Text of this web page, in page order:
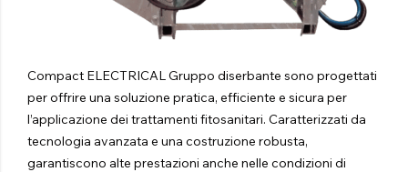
Compact ELECTRICAL Gruppo diserbante sono progettati
per offrire una soluzione pratica, efficiente e sicura per
l’applicazione dei trattamenti fitosanitari. Caratterizzati da
tecnologia avanzata e una costruzione robusta,
garantiscono alte prestazioni anche nelle condizioni di